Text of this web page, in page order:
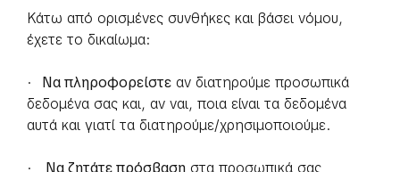
Κάτω από ορισμένες συνθήκες και βάσει νόμου,
έχετε το δικαίωμα:
· Να πληροφορείστε αν διατηρούμε προσωπικά
δεδομένα σας και, αν ναι, ποια είναι τα δεδομένα
αυτά και γιατί τα διατηρούμε/χρησιμοποιούμε.
· Να ζητάτε πρόσβαση στα προσωπικά σας